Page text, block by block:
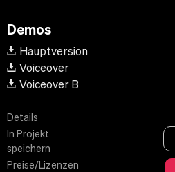
Demos
Hauptversion
Voiceover
Voiceover B
Details
In Projekt
speichern
Preise/Lizenzen